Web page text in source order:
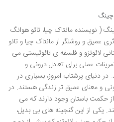
چینگ
( نویسنده مانتاک چیا، تائو هوانگ
عمیق و روشنگر از مانتاک چیا و تائو
لائوتزو و فلسفه ی تائوئیستی می
عملی برای تعادل درونی و
دنیای پرشتاب امروز، بسیاری در
و معنای عمیق تر زندگی هستند. در
حکمت باستان وجود دارند که می
یکی از این گنجینه های بی بدیل،